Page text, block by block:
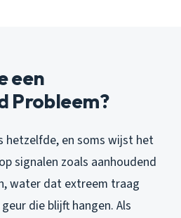
een
Probleem?
hetzelfde, en soms wijst het
signalen zoals aanhoudend
water dat extreem traag
die blijft hangen. Als